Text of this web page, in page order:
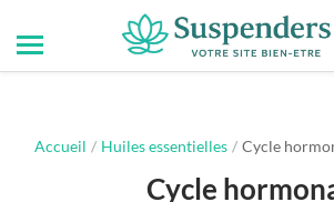
Suspenders
Toggle
mobile
Accueil / Huiles essentielles / Cycle
Cycle